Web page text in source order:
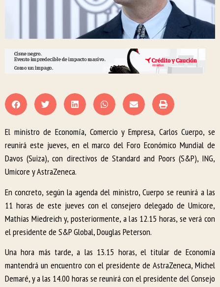
El ministro de Economía, Comercio y Empresa, Carlos Cuerpo, se
reunirá este jueves, en el marco del Foro Económico Mundial de
Davos (Suiza), con directivos de Standard and Poors (S&P), ING,
Umicore y AstraZeneca.
En concreto, según la agenda del ministro, Cuerpo se reunirá a las
11 horas de este jueves con el consejero delegado de Umicore,
Mathias Miedreich y, posteriormente, a las 12.15 horas, se verá con
el presidente de S&P Global, Douglas Peterson.
Una hora más tarde, a las 13.15 horas, el titular de Economía
mantendrá un encuentro con el presidente de AstraZeneca, Michel
Demaré, y a las 14.00 horas se reunirá con el presidente del Consejo